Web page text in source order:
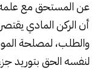
عن المستحق مع
أن الركن المادي
والطلب، لمصلحة
لنفسه الحق بتوريد